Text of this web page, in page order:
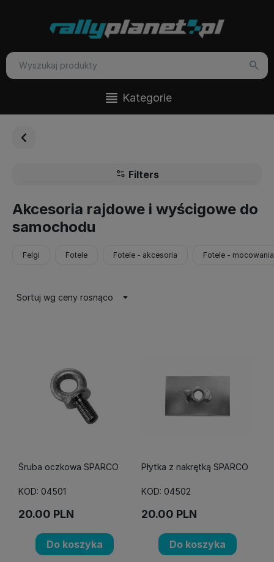
Kategorie
Filters
Akcesoria rajdowe i wyścigowe do
samochodu
Felgi Fotele Fotele - akcesoria Fotele - mocowania
Sortuj wg ceny rosnąco
Śruba oczkowa SPARCO
KOD: 04501
20.00 PLN
Do koszyka
Płytka z nakrętką SPARCO
KOD: 04502
20.00 PLN
Do koszyka